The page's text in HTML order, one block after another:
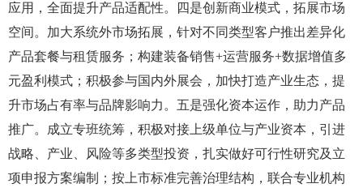
应用，全面提升产品适配性。四是创新商业模式，拓展市场
空间。加大系统外市场拓展，针对不同类型客户推出差异化
产品套餐与租赁服务；构建装备销售+运营服务+数据增值多
元盈利模式；积极参与国内外展会，加快打造产业生态，提
升市场占有率与品牌影响力。五是强化资本运作，助力产品
推广。成立专班统筹，积极对接上级单位与产业资本，引进
战略、产业、风险等多类型投资，扎实做好可行性研究及立
项申报方案编制；按上市标准完善治理结构，联合专业机构